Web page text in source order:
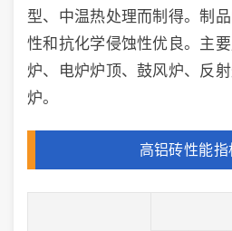
型、中温热处理而制得。制
性和抗化学侵蚀性优良。主
炉、电炉炉顶、鼓风炉、反
炉。
高铝砖性能指